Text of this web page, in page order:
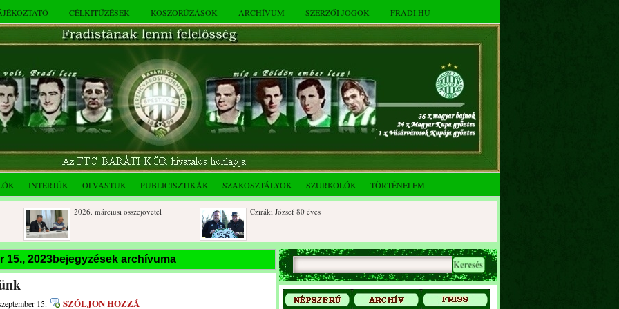
CÉLKITŰZÉSEK KOSZORÚZÁSOK ARCHÍVUM SZERZŐI JOGOK FRADI.HU
INTERJÚK OLVASTUK PUBLICISZTIKÁK SZAKOSZTÁLYOK SZURKOLÓK TÖRTÉNELEM
2026. márciusi összejövetel Cziráki József 80 éves
Rendkívüli közgyűlés és a 2025.
novemberi összejövetel
Dálnoki József 90 éves
15., 2023bejegyzések archívuma
15. SZÓLJON HOZZÁ